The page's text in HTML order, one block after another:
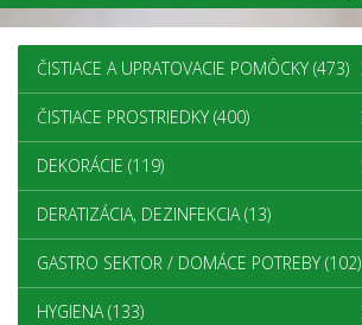
ČISTIACE A UPRATOVACIE POMÔCKY (473)
ČISTIACE PROSTRIEDKY (400)
DEKORÁCIE (119)
DERATIZÁCIA, DEZINFEKCIA(13)
GASTRO SEKTOR / DOMÁCE POTREBY (102)
HYGIENA(133)